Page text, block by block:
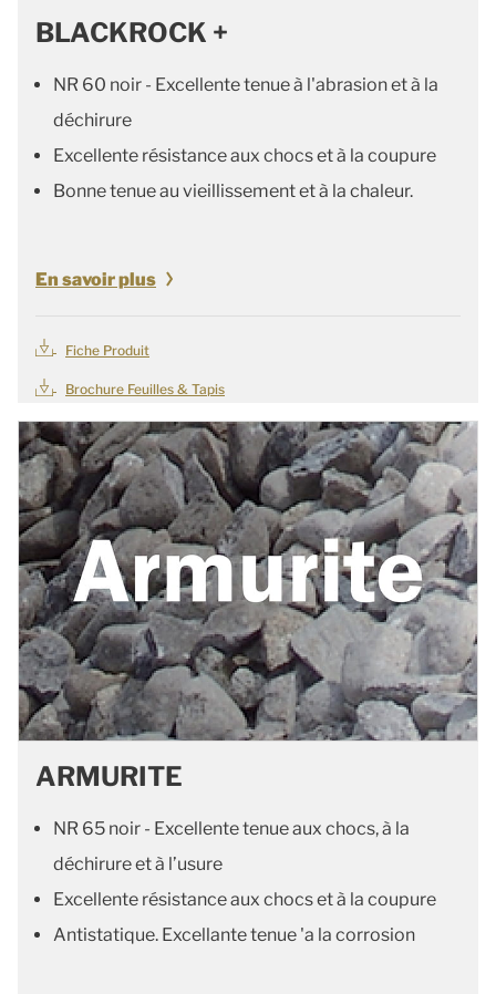
BLACKROCK +
NR 60 noir - Excellente tenue à l'abrasion et à la
déchirure
Excellente résistance aux chocs et à la coupure
Bonne tenue au vieillissement et à la chaleur.
En savoir plus
Fiche Produit
Brochure Feuilles & Tapis
ARMURITE
NR 65 noir - Excellente tenue aux chocs, à la
déchirure et à l’usure
Excellente résistance aux chocs et à la coupure
Antistatique. Excellante tenue 'a la corrosion